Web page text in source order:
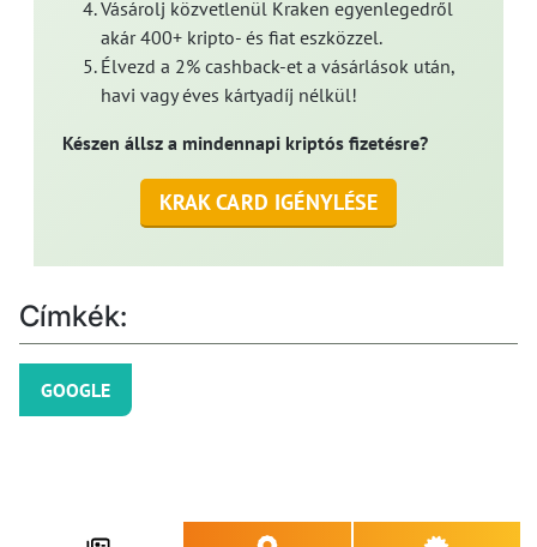
Vásárolj közvetlenül Kraken egyenlegedről
akár 400+ kripto- és fiat eszközzel.
Élvezd a 2% cashback-et a vásárlások után,
havi vagy éves kártyadíj nélkül!
Készen állsz a mindennapi kriptós fizetésre?
KRAK CARD IGÉNYLÉSE
Címkék:
GOOGLE